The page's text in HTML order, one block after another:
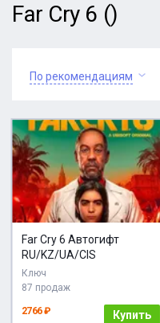
Far Cry 6 ()
По рекомендациям
Far Cry 6 Автогифт
RU/KZ/UA/CIS
Ключ
87 продаж
2766 ₽ Купить